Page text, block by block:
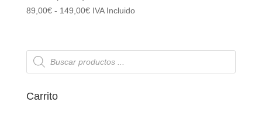
89,00€ - 149,00€Rango
desde
89,00€
IVA Incluido
Búsqueda
de
productos
Carrito